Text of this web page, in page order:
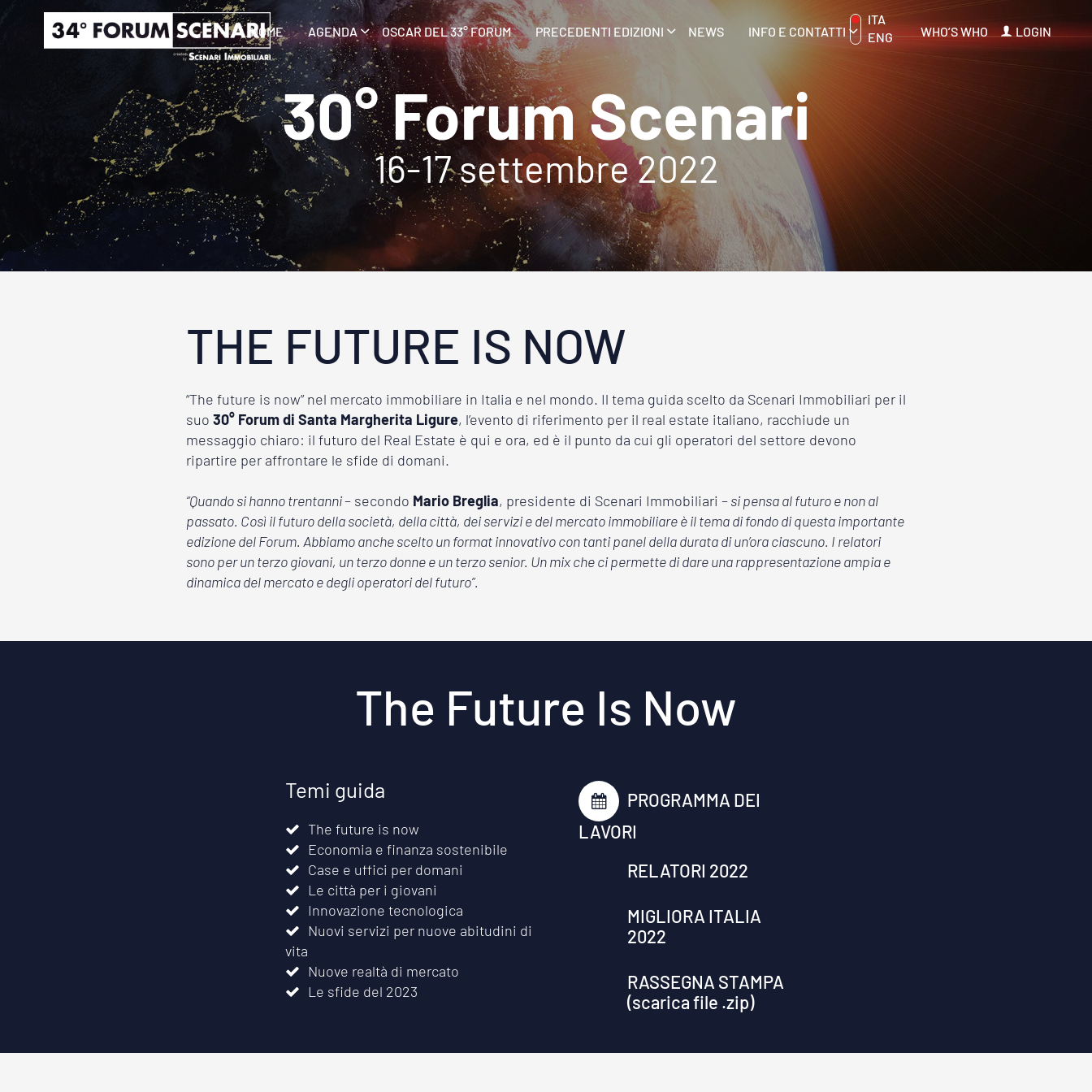
HOME AGENDA OSCAR DEL 33° FORUM PRECEDENTI EDIZIONI NEWS INFO E CONTATTI
ITA
ENG
WHO’S WHO LOGIN
30° Forum Scenari
16-17 settembre 2022
THE FUTURE IS NOW
“The future is now” nel mercato immobiliare in Italia e nel mondo. Il tema guida scelto da Scenari Immobiliari per il
suo 30° Forum di Santa Margherita Ligure, l’evento di riferimento per il real estate italiano, racchiude un
messaggio chiaro: il futuro del Real Estate è qui e ora, ed è il punto da cui gli operatori del settore devono
ripartire per affrontare le sfide di domani.
“Quando si hanno trentanni– secondo Mario Breglia, presidente di Scenari Immobiliari –si pensa al futuro e non al
passato. Così il futuro della società, della città, dei servizi e del mercato immobiliare è il tema di fondo di questa importante
edizione del Forum. Abbiamo anche scelto un format innovativo con tanti panel della durata di un’ora ciascuno. I relatori
sono per un terzo giovani, un terzo donne e un terzo senior. Un mix che ci permette di dare una rappresentazione ampia e
dinamica del mercato e degli operatori del futuro”.
The Future Is Now
Temi guida
The future is now
Economia e finanza sostenibile
Case e uffici per domani
Le città per i giovani
Innovazione tecnologica
Nuovi servizi per nuove abitudini di
vita
Nuove realtà di mercato
Le sfide del 2023
PROGRAMMA DEI
LAVORI
RELATORI 2022
MIGLIORA ITALIA
2022
RASSEGNA STAMPA
(scarica file .zip)